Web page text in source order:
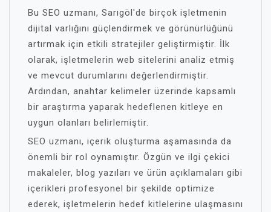
Bu SEO uzmanı, Sarıgöl'de birçok işletmenin
dijital varlığını güçlendirmek ve görünürlüğünü
artırmak için etkili stratejiler geliştirmiştir. İlk
olarak, işletmelerin web sitelerini analiz etmiş
ve mevcut durumlarını değerlendirmiştir.
Ardından, anahtar kelimeler üzerinde kapsamlı
bir araştırma yaparak hedeflenen kitleye en
uygun olanları belirlemiştir.
SEO uzmanı, içerik oluşturma aşamasında da
önemli bir rol oynamıştır. Özgün ve ilgi çekici
makaleler, blog yazıları ve ürün açıklamaları gibi
içerikleri profesyonel bir şekilde optimize
ederek, işletmelerin hedef kitlelerine ulaşmasını